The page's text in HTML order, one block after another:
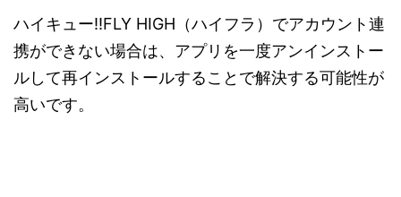
ハイキュー!!FLY HIGH（ハイフラ）でアカウント連
携ができない場合は、アプリを一度アンインストー
ルして再インストールすることで解決する可能性が
高いです。